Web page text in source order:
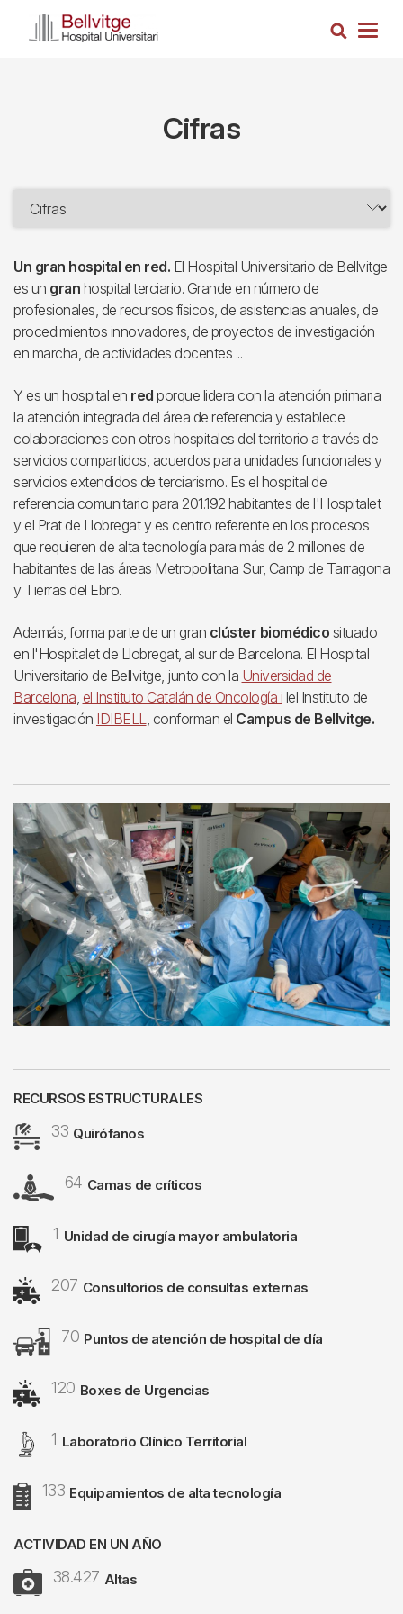
Busca
Cifras
Un gran hospital en red. El Hospital Universitario de Bellvitge
es un gran hospital terciario. Grande en número de
profesionales, de recursos físicos, de asistencias anuales, de
procedimientos innovadores, de proyectos de investigación
en marcha, de actividades docentes ...
Y es un hospital en red porque lidera con la atención primaria
la atención integrada del área de referencia y establece
colaboraciones con otros hospitales del territorio a través de
servicios compartidos, acuerdos para unidades funcionales y
servicios extendidos de terciarismo. Es el hospital de
referencia comunitario para 201.192 habitantes de l'Hospitalet
y el Prat de Llobregat y es centro referente en los procesos
que requieren de alta tecnología para más de 2 millones de
habitantes de las áreas Metropolitana Sur, Camp de Tarragona
y Tierras del Ebro.
Además, forma parte de un gran clúster biomédico situado
en l'Hospitalet de Llobregat, al sur de Barcelona. El Hospital
Universitario de Bellvitge, junto con la Universidad de
Barcelona, el Instituto Catalán de Oncología i lel Instituto de
investigación IDIBELL, conforman el Campus de Bellvitge.
RECURSOS ESTRUCTURALES
Image33 Quirófanos
Image 64 Camas de críticos
Image 1 Unidad de cirugía mayor ambulatoria
Image207 Consultorios de consultas externas
Image 70 Puntos de atención de hospital de día
Image120 Boxes de Urgencias
Image1 Laboratorio Clínico Territorial
Image133 Equipamientos de alta tecnología
ACTIVIDAD EN UN AÑO
Image 38.427 Altas